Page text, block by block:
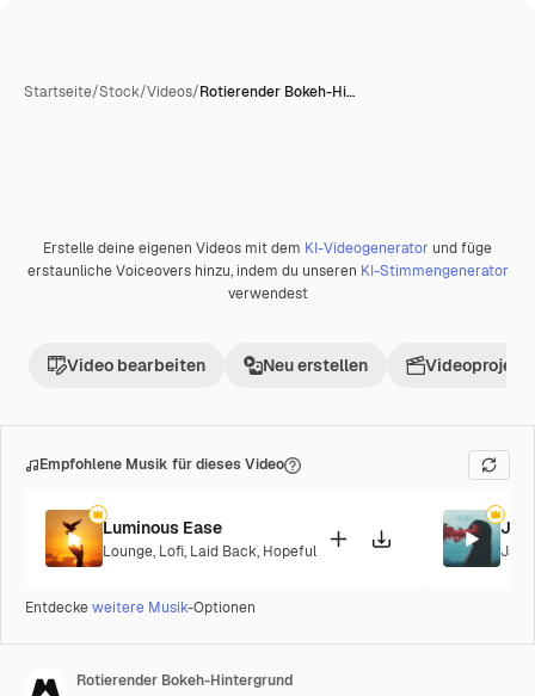
Startseite/Stock/Videos/Rotierender Bokeh-Hi…
Erstelle deine eigenen Videos mit dem KI-Videogenerator und füge
erstaunliche Voiceovers hinzu, indem du unseren KI-Stimmengenerator
verwendest
Video bearbeiten Neu erstellen Videoprojekt
Empfohlene Musik für dieses Video
Luminous Ease
Lounge, Lofi, Laid Back, Hopeful Jazz
Entdeckeweitere Musik-Optionen
Rotierender Bokeh-Hintergrund